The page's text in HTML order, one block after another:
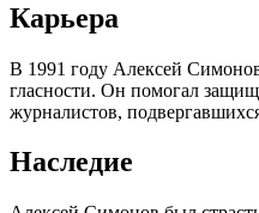
Карьера
В 1991 году Алексей
гласности. Он помогал
журналистов,
Наследие